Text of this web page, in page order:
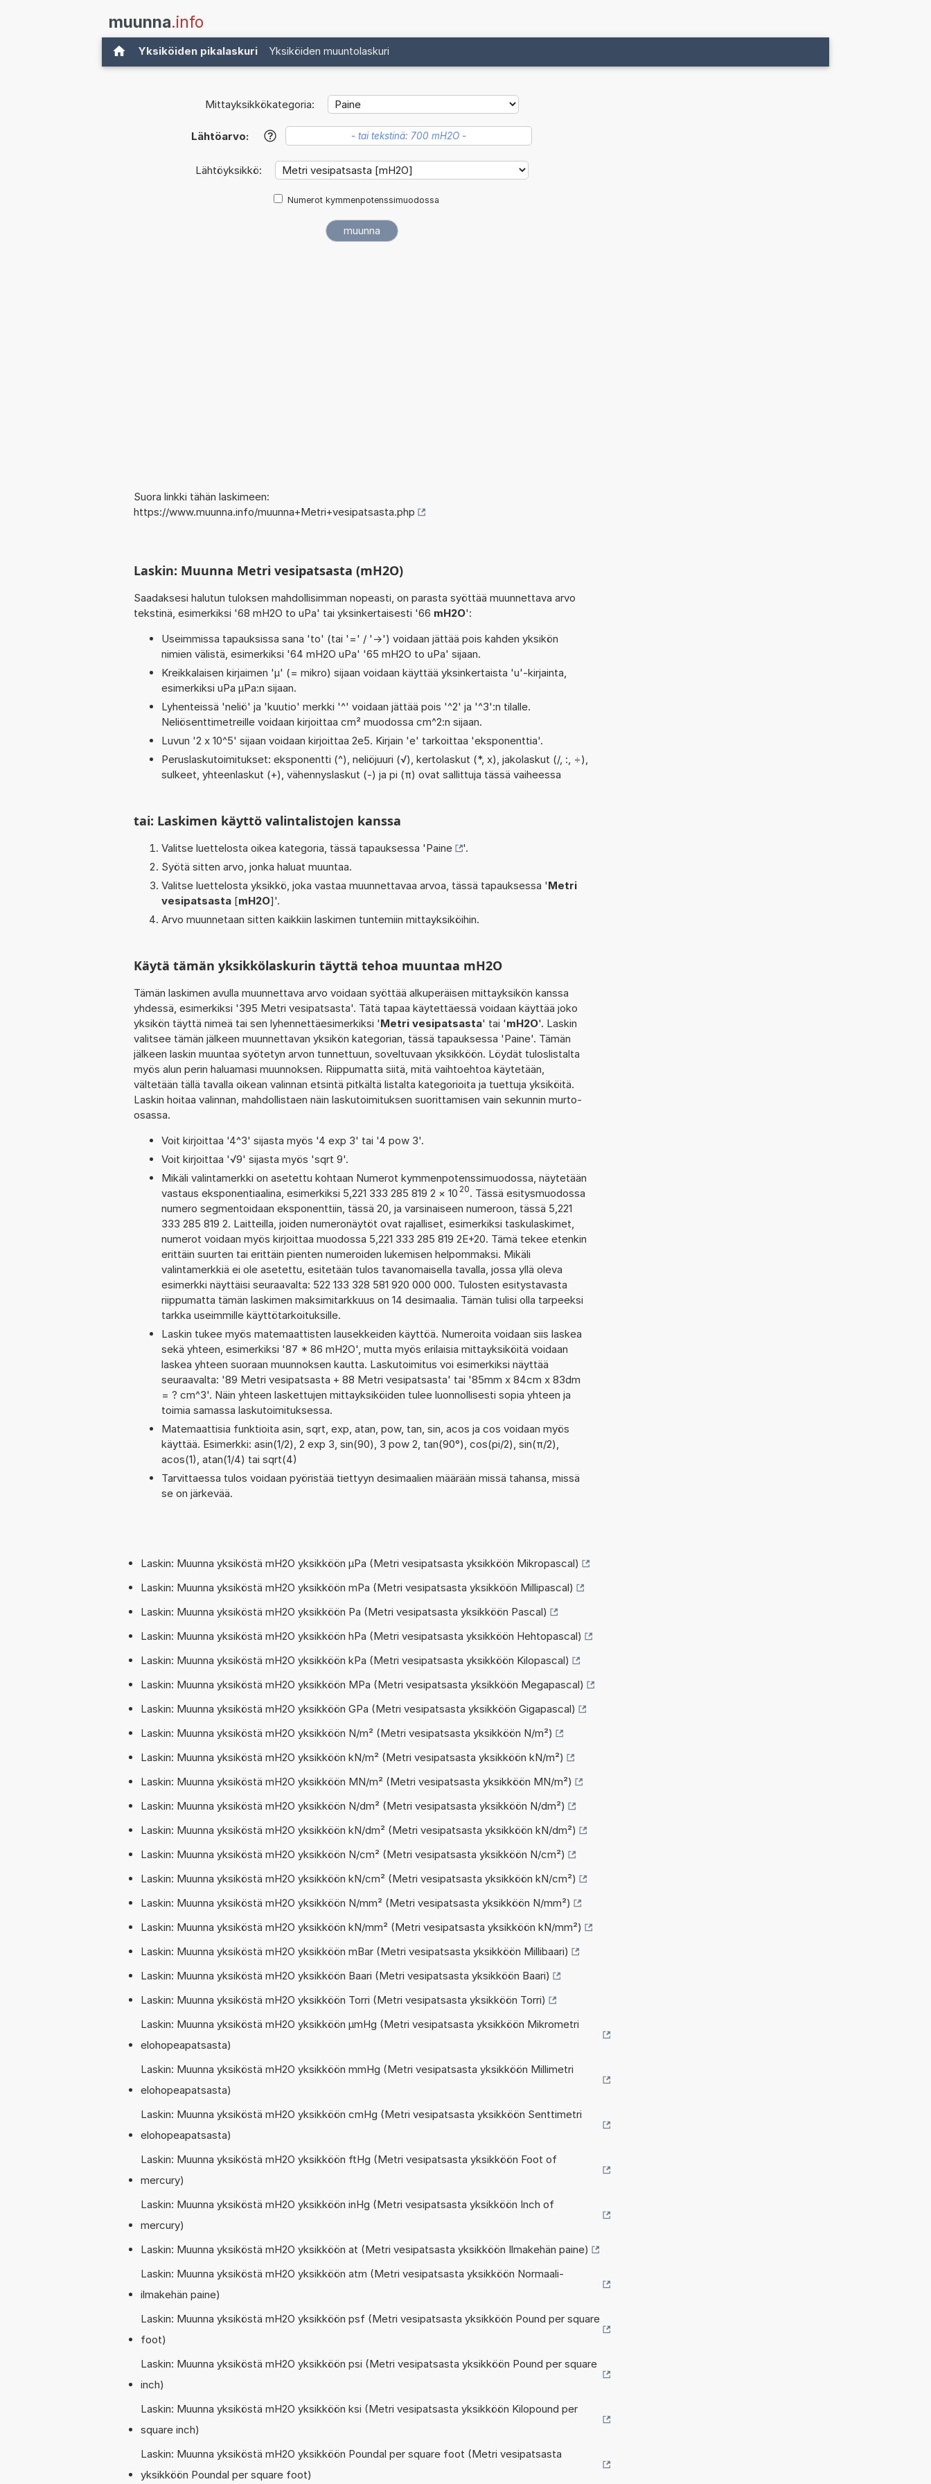
muunna.info
Yksiköiden pikalaskuri Yksiköiden muuntolaskuri
Mittayksikkökategoria:
Lähtöarvo: ?
Lähtöyksikkö:
Numerot kymmenpotenssimuodossa
Suora linkki tähän laskimeen:
https://www.muunna.info/muunna+Metri+vesipatsasta.php
Laskin: Muunna Metri vesipatsasta (mH2O)
Saadaksesi halutun tuloksen mahdollisimman nopeasti, on parasta syöttää muunnettava arvo
tekstinä, esimerkiksi '68 mH2O to uPa' tai yksinkertaisesti '66 mH2O':
Useimmissa tapauksissa sana 'to' (tai '=' / '->') voidaan jättää pois kahden yksikön
nimien välistä, esimerkiksi '64 mH2O uPa' '65 mH2O to uPa' sijaan.
Kreikkalaisen kirjaimen 'µ' (= mikro) sijaan voidaan käyttää yksinkertaista 'u'-kirjainta,
esimerkiksi uPa µPa:n sijaan.
Lyhenteissä 'neliö' ja 'kuutio' merkki '^' voidaan jättää pois '^2' ja '^3':n tilalle.
Neliösenttimetreille voidaan kirjoittaa cm² muodossa cm^2:n sijaan.
Luvun '2 x 10^5' sijaan voidaan kirjoittaa 2e5. Kirjain 'e' tarkoittaa 'eksponenttia'.
Peruslaskutoimitukset: eksponentti (^), neliöjuuri (√), kertolaskut (*, x), jakolaskut (/, :, ÷),
sulkeet, yhteenlaskut (+), vähennyslaskut (-) ja pi (π) ovat sallittuja tässä vaiheessa
tai: Laskimen käyttö valintalistojen kanssa
Valitse luettelosta oikea kategoria, tässä tapauksessa 'Paine
'.
Syötä sitten arvo, jonka haluat muuntaa.
Valitse luettelosta yksikkö, joka vastaa muunnettavaa arvoa, tässä tapauksessa 'Metri
vesipatsasta [mH2O]'.
Arvo muunnetaan sitten kaikkiin laskimen tuntemiin mittayksiköihin.
Käytä tämän yksikkölaskurin täyttä tehoa muuntaa mH2O
Tämän laskimen avulla muunnettava arvo voidaan syöttää alkuperäisen mittayksikön kanssa
yhdessä, esimerkiksi '395 Metri vesipatsasta'. Tätä tapaa käytettäessä voidaan käyttää joko
yksikön täyttä nimeä tai sen lyhennettäesimerkiksi 'Metri vesipatsasta' tai 'mH2O'. Laskin
valitsee tämän jälkeen muunnettavan yksikön kategorian, tässä tapauksessa 'Paine'. Tämän
jälkeen laskin muuntaa syötetyn arvon tunnettuun, soveltuvaan yksikköön. Löydät tuloslistalta
myös alun perin haluamasi muunnoksen. Riippumatta siitä, mitä vaihtoehtoa käytetään,
vältetään tällä tavalla oikean valinnan etsintä pitkältä listalta kategorioita ja tuettuja yksiköitä.
Laskin hoitaa valinnan, mahdollistaen näin laskutoimituksen suorittamisen vain sekunnin murto-
osassa.
Voit kirjoittaa '4^3' sijasta myös '4 exp 3' tai '4 pow 3'.
Voit kirjoittaa '√9' sijasta myös 'sqrt 9'.
Mikäli valintamerkki on asetettu kohtaan Numerot kymmenpotenssimuodossa, näytetään
vastaus eksponentiaalina, esimerkiksi 5,221 333 285 819 2 × 10 20. Tässä esitysmuodossa
numero segmentoidaan eksponenttiin, tässä 20, ja varsinaiseen numeroon, tässä 5,221
333 285 819 2. Laitteilla, joiden numeronäytöt ovat rajalliset, esimerkiksi taskulaskimet,
numerot voidaan myös kirjoittaa muodossa 5,221 333 285 819 2E+20. Tämä tekee etenkin
erittäin suurten tai erittäin pienten numeroiden lukemisen helpommaksi. Mikäli
valintamerkkiä ei ole asetettu, esitetään tulos tavanomaisella tavalla, jossa yllä oleva
esimerkki näyttäisi seuraavalta: 522 133 328 581 920 000 000. Tulosten esitystavasta
riippumatta tämän laskimen maksimitarkkuus on 14 desimaalia. Tämän tulisi olla tarpeeksi
tarkka useimmille käyttötarkoituksille.
Laskin tukee myös matemaattisten lausekkeiden käyttöä. Numeroita voidaan siis laskea
sekä yhteen, esimerkiksi '87 * 86 mH2O', mutta myös erilaisia mittayksiköitä voidaan
laskea yhteen suoraan muunnoksen kautta. Laskutoimitus voi esimerkiksi näyttää
seuraavalta: '89 Metri vesipatsasta + 88 Metri vesipatsasta' tai '85mm x 84cm x 83dm
= ? cm^3'. Näin yhteen laskettujen mittayksiköiden tulee luonnollisesti sopia yhteen ja
toimia samassa laskutoimituksessa.
Matemaattisia funktioita asin, sqrt, exp, atan, pow, tan, sin, acos ja cos voidaan myös
käyttää. Esimerkki: asin(1/2), 2 exp 3, sin(90), 3 pow 2, tan(90°), cos(pi/2), sin(π/2),
acos(1), atan(1/4) tai sqrt(4)
Tarvittaessa tulos voidaan pyöristää tiettyyn desimaalien määrään missä tahansa, missä
se on järkevää.
Laskin: Muunna yksiköstä mH2O yksikköön µPa (Metri vesipatsasta yksikköön Mikropascal)
Laskin: Muunna yksiköstä mH2O yksikköön mPa (Metri vesipatsasta yksikköön Millipascal)
Laskin: Muunna yksiköstä mH2O yksikköön Pa (Metri vesipatsasta yksikköön Pascal)
Laskin: Muunna yksiköstä mH2O yksikköön hPa (Metri vesipatsasta yksikköön Hehtopascal)
Laskin: Muunna yksiköstä mH2O yksikköön kPa (Metri vesipatsasta yksikköön Kilopascal)
Laskin: Muunna yksiköstä mH2O yksikköön MPa (Metri vesipatsasta yksikköön Megapascal)
Laskin: Muunna yksiköstä mH2O yksikköön GPa (Metri vesipatsasta yksikköön Gigapascal)
Laskin: Muunna yksiköstä mH2O yksikköön N/m² (Metri vesipatsasta yksikköön N/m²)
Laskin: Muunna yksiköstä mH2O yksikköön kN/m² (Metri vesipatsasta yksikköön kN/m²)
Laskin: Muunna yksiköstä mH2O yksikköön MN/m² (Metri vesipatsasta yksikköön MN/m²)
Laskin: Muunna yksiköstä mH2O yksikköön N/dm² (Metri vesipatsasta yksikköön N/dm²)
Laskin: Muunna yksiköstä mH2O yksikköön kN/dm² (Metri vesipatsasta yksikköön kN/dm²)
Laskin: Muunna yksiköstä mH2O yksikköön N/cm² (Metri vesipatsasta yksikköön N/cm²)
Laskin: Muunna yksiköstä mH2O yksikköön kN/cm² (Metri vesipatsasta yksikköön kN/cm²)
Laskin: Muunna yksiköstä mH2O yksikköön N/mm² (Metri vesipatsasta yksikköön N/mm²)
Laskin: Muunna yksiköstä mH2O yksikköön kN/mm² (Metri vesipatsasta yksikköön kN/mm²)
Laskin: Muunna yksiköstä mH2O yksikköön mBar (Metri vesipatsasta yksikköön Millibaari)
Laskin: Muunna yksiköstä mH2O yksikköön Baari (Metri vesipatsasta yksikköön Baari)
Laskin: Muunna yksiköstä mH2O yksikköön Torri (Metri vesipatsasta yksikköön Torri)
Laskin: Muunna yksiköstä mH2O yksikköön µmHg (Metri vesipatsasta yksikköön Mikrometri
elohopeapatsasta)
Laskin: Muunna yksiköstä mH2O yksikköön mmHg (Metri vesipatsasta yksikköön Millimetri
elohopeapatsasta)
Laskin: Muunna yksiköstä mH2O yksikköön cmHg (Metri vesipatsasta yksikköön Senttimetri
elohopeapatsasta)
Laskin: Muunna yksiköstä mH2O yksikköön ftHg (Metri vesipatsasta yksikköön Foot of
mercury)
Laskin: Muunna yksiköstä mH2O yksikköön inHg (Metri vesipatsasta yksikköön Inch of
mercury)
Laskin: Muunna yksiköstä mH2O yksikköön at (Metri vesipatsasta yksikköön Ilmakehän paine)
Laskin: Muunna yksiköstä mH2O yksikköön atm (Metri vesipatsasta yksikköön Normaali-
ilmakehän paine)
Laskin: Muunna yksiköstä mH2O yksikköön psf (Metri vesipatsasta yksikköön Pound per square
foot)
Laskin: Muunna yksiköstä mH2O yksikköön psi (Metri vesipatsasta yksikköön Pound per square
inch)
Laskin: Muunna yksiköstä mH2O yksikköön ksi (Metri vesipatsasta yksikköön Kilopound per
square inch)
Laskin: Muunna yksiköstä mH2O yksikköön Poundal per square foot (Metri vesipatsasta
yksikköön Poundal per square foot)